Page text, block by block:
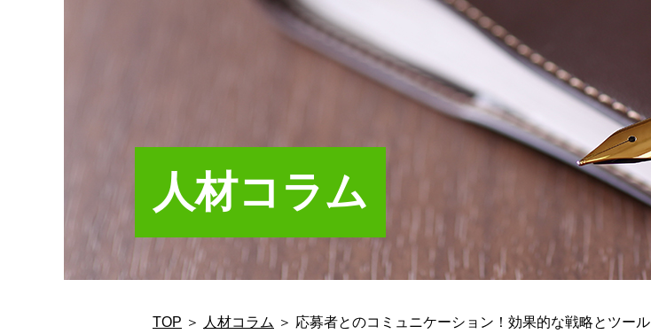
人材コラム
TOP ＞ 人材コラム ＞ 応募者とのコミュニケーション！効果的な戦略とツール